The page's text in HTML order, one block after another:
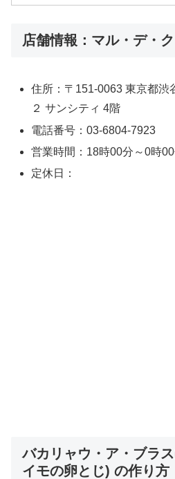
店舗情報：マル・デ・
住所：〒151-0063 東京都渋
２ サンシティ 4階
電話番号：03-6804-7923
営業時間：18時00分～0時
定休日：
バカリャウ・ア・ブラ
イモの卵とじ) の作り方